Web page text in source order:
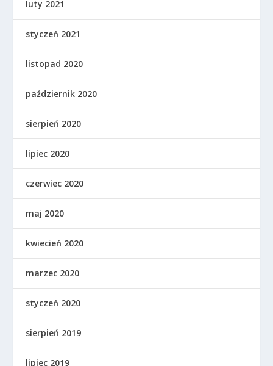
luty 2021
styczeń 2021
listopad 2020
październik 2020
sierpień 2020
lipiec 2020
czerwiec 2020
maj 2020
kwiecień 2020
marzec 2020
styczeń 2020
sierpień 2019
lipiec 2019